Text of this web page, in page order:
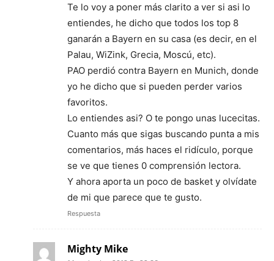
Te lo voy a poner más clarito a ver si asi lo
entiendes, he dicho que todos los top 8
ganarán a Bayern en su casa (es decir, en el
Palau, WiZink, Grecia, Moscú, etc).
PAO perdió contra Bayern en Munich, donde
yo he dicho que si pueden perder varios
favoritos.
Lo entiendes asi? O te pongo unas lucecitas.
Cuanto más que sigas buscando punta a mis
comentarios, más haces el ridículo, porque
se ve que tienes 0 comprensión lectora.
Y ahora aporta un poco de basket y olvídate
de mi que parece que te gusto.
Respuesta
Mighty Mike